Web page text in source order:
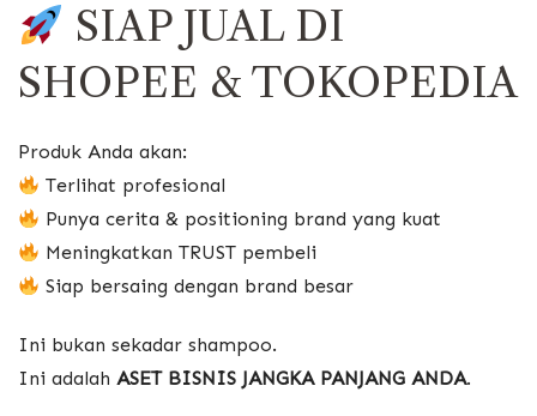
SIAP JUAL DI
SHOPEE & TOKOPEDIA
Produk Anda akan:
Terlihat profesional
Punya cerita & positioning brand yang kuat
Meningkatkan TRUST pembeli
Siap bersaing dengan brand besar
Ini bukan sekadar shampoo.
Ini adalah ASET BISNIS JANGKA PANJANG ANDA.